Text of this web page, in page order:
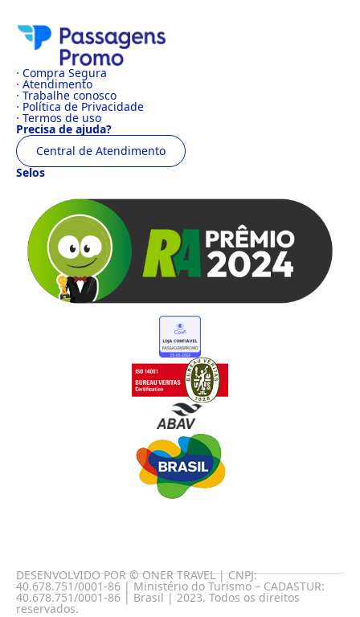
· Compra Segura
· Atendimento
· Trabalhe conosco
· Política de Privacidade
· Termos de uso
Precisa de ajuda?
Central de Atendimento
Selos
DESENVOLVIDO POR © ONER TRAVEL | CNPJ:
40.678.751/0001-86 | Ministério do Turismo – CADASTUR:
40.678.751/0001-86 | Brasil | 2023. Todos os direitos
reservados.